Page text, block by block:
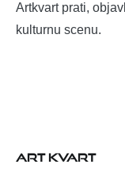
Artkvart prati,
kulturnu scenu.
ART KVART